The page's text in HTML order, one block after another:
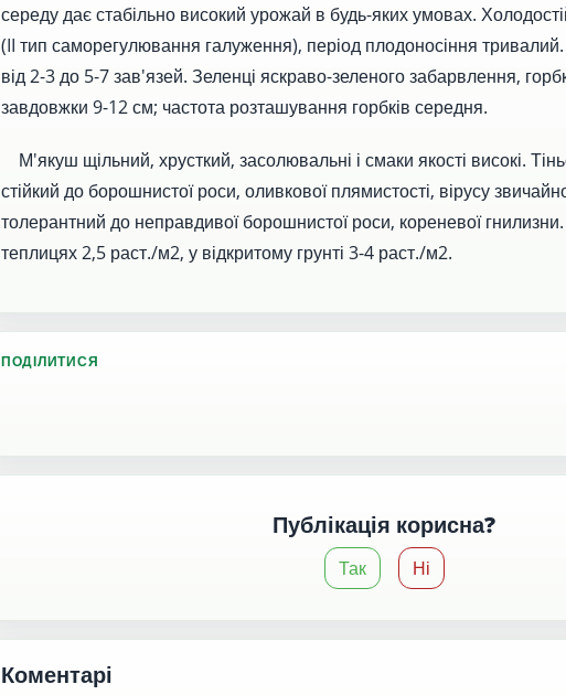
середу дає стабільно високий урожай в будь-яких умовах.
(II тип саморегулювання галуження), період плодоносіння
від 2-3 до 5-7 зав'язей. Зеленці яскраво-зеленого забарвлення,
завдовжки 9-12 см; частота розташування горбків середня.
М'якуш щільний, хрусткий, засолювальні і смаки якості високі.
стійкий до борошнистої роси, оливкової плямистості, вірусу
толерантний до неправдивої борошнистої роси, кореневої
теплицях 2,5 раст./м2, у відкритому грунті 3-4 раст./м2.
ПОДІЛИТИСЯ
Публікація корисна?
Так Ні
Коментарі